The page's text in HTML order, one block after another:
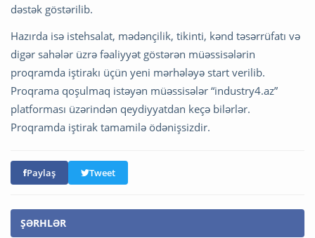
dəstək göstərilib.
Hazırda isə istehsalat, mədənçilik, tikinti, kənd təsərrüfatı və
digər sahələr üzrə fəaliyyət göstərən müəssisələrin
proqramda iştirakı üçün yeni mərhələyə start verilib.
Proqrama qoşulmaq istəyən müəssisələr “industry4.az”
platforması üzərindən qeydiyyatdan keçə bilərlər.
Proqramda iştirak tamamilə ödənişsizdir.
Paylaş Tweet
ŞƏRHLƏR